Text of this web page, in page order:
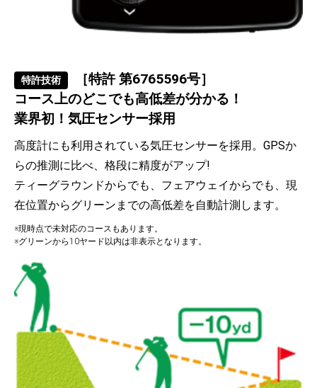
特許技術
［特許 第6765596号］
コース上のどこでも高低差が分かる！
業界初！気圧センサー採用
高度計にも利用されている気圧センサーを採用。GPSか
らの推測に比べ、格段に精度がアップ!
ティーグラウンドからでも、フェアウェイからでも、現
在位置からグリーンまでの高低差を自動計測します。
※現時点で未対応のコースもあります。
※グリーンから10ヤード以内は非表示となります。